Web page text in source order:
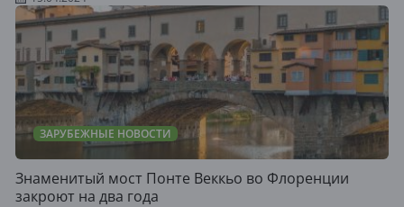
ЗАРУБЕЖНЫЕ НОВОСТИ
Знаменитый мост Понте Веккьо во Флоренции
закроют на два года